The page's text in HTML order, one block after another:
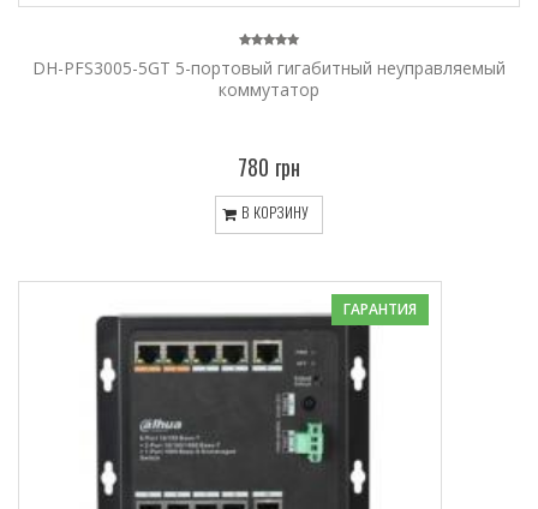
DH-PFS3005-5GT 5-портовый гигабитный неуправляемый
коммутатор
780 грн
В КОРЗИНУ
ГАРАНТИЯ